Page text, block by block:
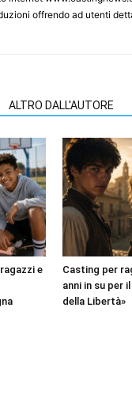
offrendo ad utenti
ALTRO DALL'AUTORE
e
Casting per
anni in su per
della Libertà»